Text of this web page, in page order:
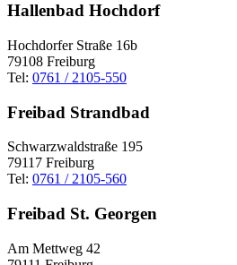
Hallenbad Hochdorf
Hochdorfer Straße 16b
79108 Freiburg
Tel: 0761 / 2105-550
Freibad Strandbad
Schwarzwaldstraße 195
79117 Freiburg
Tel: 0761 / 2105-560
Freibad St. Georgen
Am Mettweg 42